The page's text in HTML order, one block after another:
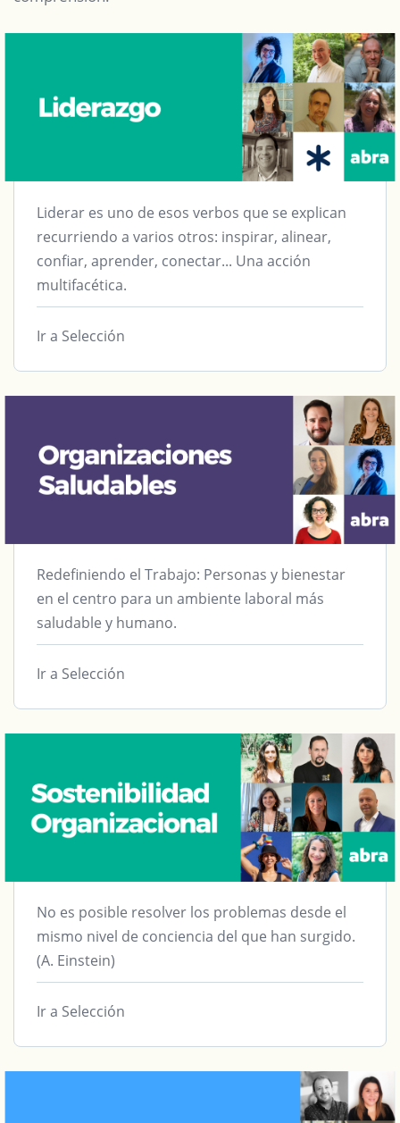
Liderar es uno de esos verbos que se explican
recurriendo a varios otros: inspirar, alinear,
confiar, aprender, conectar... Una acción
multifacética.
Ir a Selección
Redefiniendo el Trabajo: Personas y bienestar
en el centro para un ambiente laboral más
saludable y humano.
Ir a Selección
No es posible resolver los problemas desde el
mismo nivel de conciencia del que han surgido.
(A. Einstein)
Ir a Selección